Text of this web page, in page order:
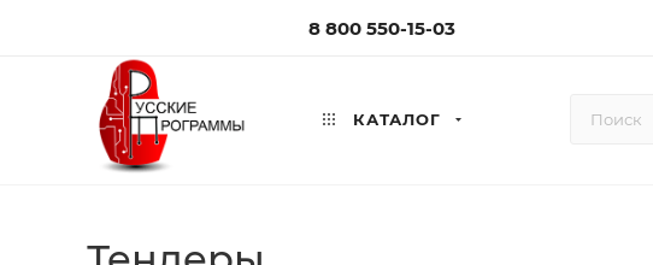
8 800 550-15-03
КАТАЛОГ